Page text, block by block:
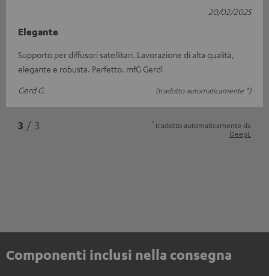
Elegante
Supporto per diffusori satellitari. Lavorazione di alta qualità,
elegante e robusta. Perfetto. mfG Gerdl
Gerd G.
(tradotto automaticamente *)
20/02/2025
3 / 3 * tradotto automaticamente da
DeepL
Componenti inclusi nella consegna